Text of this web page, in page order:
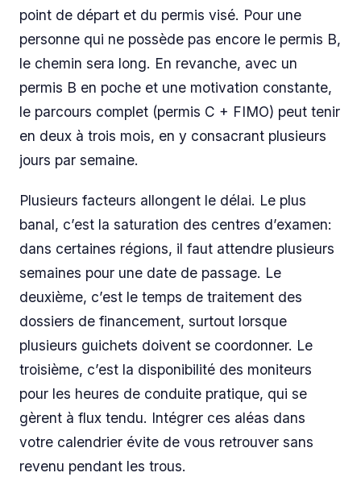
point de départ et du permis visé. Pour une
personne qui ne possède pas encore le permis B,
le chemin sera long. En revanche, avec un
permis B en poche et une motivation constante,
le parcours complet (permis C + FIMO) peut tenir
en deux à trois mois, en y consacrant plusieurs
jours par semaine.
Plusieurs facteurs allongent le délai. Le plus
banal, c’est la saturation des centres d’examen:
dans certaines régions, il faut attendre plusieurs
semaines pour une date de passage. Le
deuxième, c’est le temps de traitement des
dossiers de financement, surtout lorsque
plusieurs guichets doivent se coordonner. Le
troisième, c’est la disponibilité des moniteurs
pour les heures de conduite pratique, qui se
gèrent à flux tendu. Intégrer ces aléas dans
votre calendrier évite de vous retrouver sans
revenu pendant les trous.